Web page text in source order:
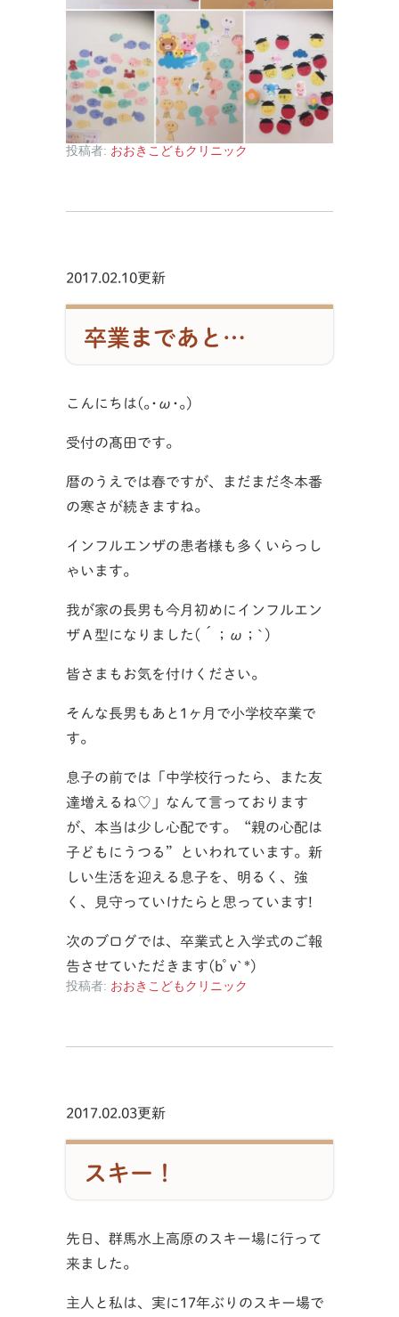
投稿者: おおきこどもクリニック
2017.02.10更新
卒業まであと…
こんにちは(｡･ω･｡)
受付の髙田です。
暦のうえでは春ですが、まだまだ冬本番
の寒さが続きますね。
インフルエンザの患者様も多くいらっし
ゃいます。
我が家の長男も今月初めにインフルエン
ザＡ型になりました(´；ω；`)
皆さまもお気を付けください。
そんな長男もあと1ヶ月で小学校卒業で
す。
息子の前では「中学校行ったら、また友
達増えるね♡」なんて言っております
が、本当は少し心配です。“親の心配は
子どもにうつる”といわれています。新
しい生活を迎える息子を、明るく、強
く、見守っていけたらと思っています!
次のブログでは、卒業式と入学式のご報
告させていただきます(bﾟv`*)
投稿者: おおきこどもクリニック
2017.02.03更新
スキー！
先日、群馬水上高原のスキー場に行って
来ました。
主人と私は、実に17年ぶりのスキー場で